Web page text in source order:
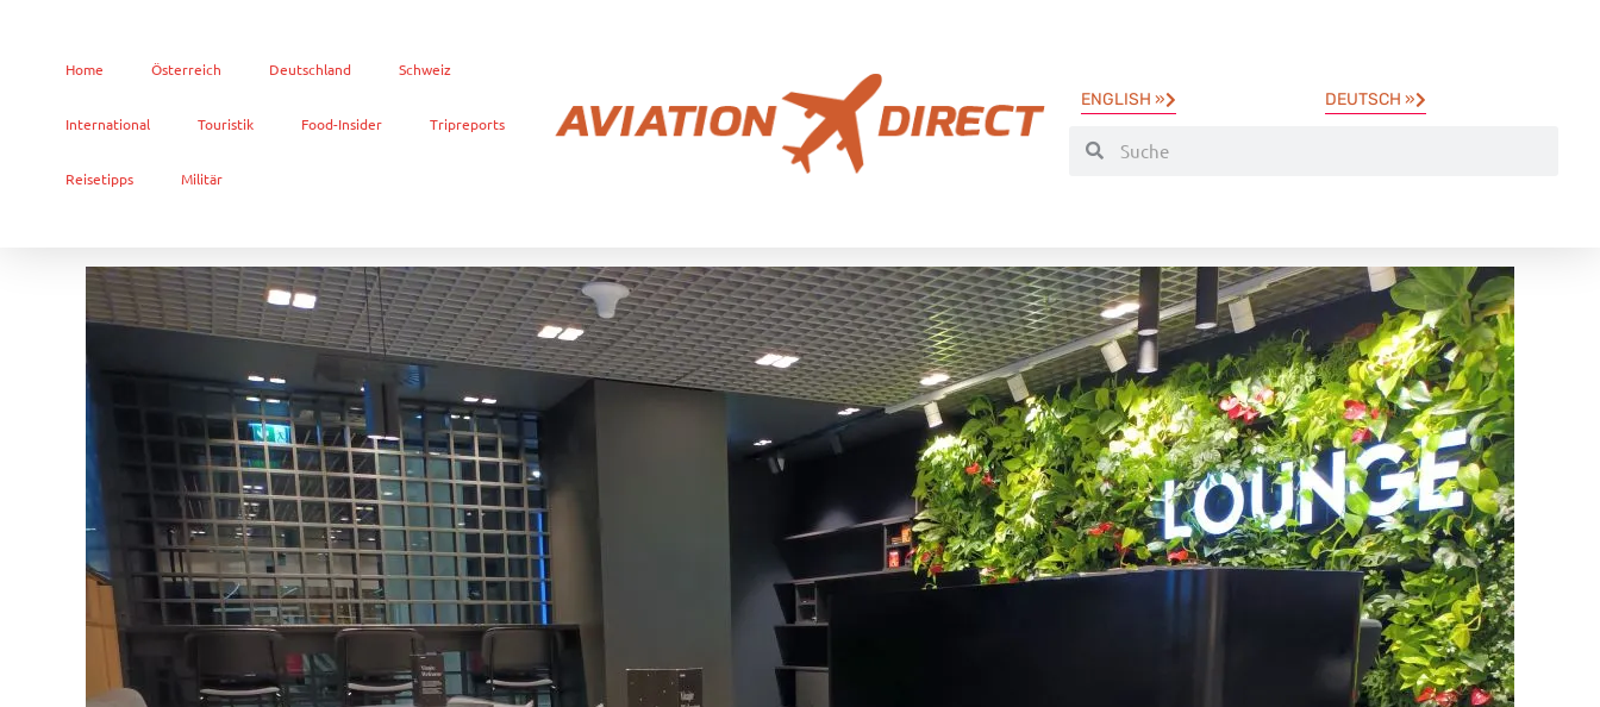
Home Österreich Deutschland Schweiz
International Touristik Food-Insider Tripreports
Reisetipps Militär
ENGLISH » DEUTSCH »